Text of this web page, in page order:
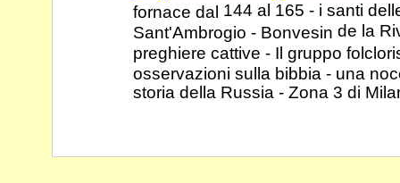
fornace dal 144 al 165 - i santi
Sant'Ambrogio - Bonvesin de la
preghiere cattive - Il gruppo
osservazioni sulla bibbia - una
storia della Russia - Zona 3 di